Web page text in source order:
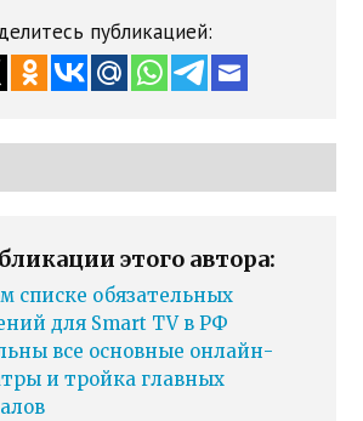
публикацией:
этого автора:
списке обязательных
для Smart TV в РФ
все основные онлайн-
и тройка главных